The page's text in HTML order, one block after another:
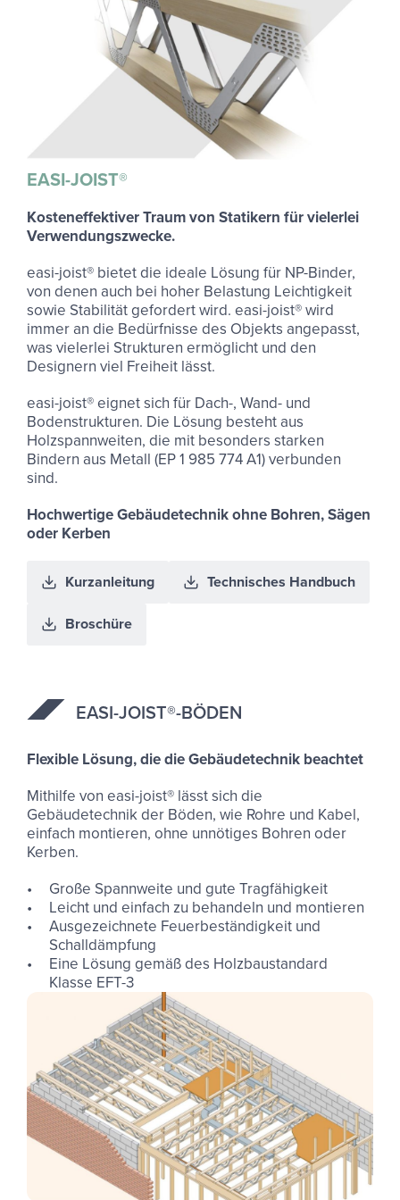
EASI-​JOIST®
Kosteneffektiver Traum von Statikern für vielerlei
Verwendungszwecke.
easi-joist® bietet die ideale Lösung für NP-Binder,
von denen auch bei hoher Belastung Leichtigkeit
sowie Stabilität gefordert wird. easi-joist® wird
immer an die Bedürfnisse des Objekts angepasst,
was vielerlei Strukturen ermöglicht und den
Designern viel Freiheit lässt.
easi-joist® eignet sich für Dach-, Wand- und
Bodenstrukturen. Die Lösung besteht aus
Holzspannweiten, die mit besonders starken
Bindern aus Metall (EP 1 985 774 A1) verbunden
sind.
Hochwertige Gebäudetechnik ohne Bohren, Sägen
oder Kerben
Kurzanleitung Technisches Handbuch
Broschüre
EASI-​JOIST®-​BÖDEN
Flexible Lösung, die die Gebäudetechnik beachtet
Mithilfe von easi-joist® lässt sich die
Gebäudetechnik der Böden, wie Rohre und Kabel,
einfach montieren, ohne unnötiges Bohren oder
Kerben.
Große Spannweite und gute Tragfähigkeit
Leicht und einfach zu behandeln und montieren
Ausgezeichnete Feuerbeständigkeit und
Schalldämpfung
Eine Lösung gemäß des Holzbaustandard
Klasse EFT-3